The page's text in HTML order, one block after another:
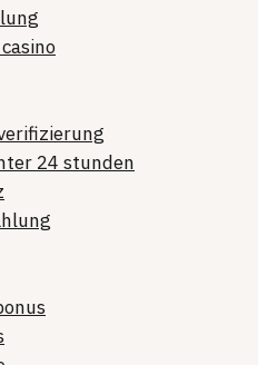
24 stunden